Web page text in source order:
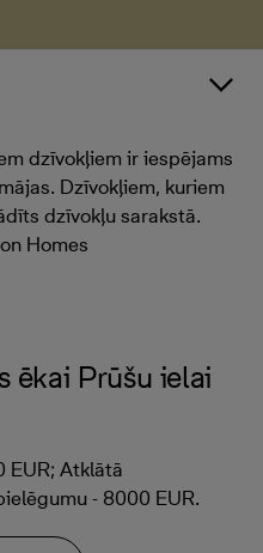
dzīvokļiem ir iespējams
Dzīvokļiem, kuriem
dzīvokļu sarakstā.
Homes
ēkai Prūšu ielai
EUR; Atklātā
- 8000 EUR.